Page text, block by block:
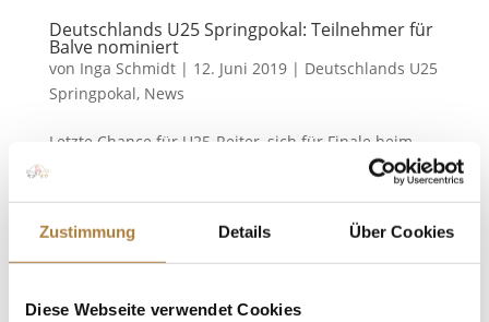
Zustimmung Details Über Cookies
Diese Webseite verwendet Cookies
Deutschlands U25 Springpokal: Teilnehmer für
Balve nominiert
von Inga Schmidt| 12. Juni 2019| Deutschlands U25
Springpokal, News
Letzte Chance für U25-Reiter, sich für Finale beim
CHIO Aachen zu qualifizieren Balve. Nach Hagen,
Mannheim und Wiesbaden haben Deutschlands
Nachwuchsspringreiter beim Longines Balve
Optimum die letzte Chance, sich für das große Finale
von Deutschlands U25 Springpokal...